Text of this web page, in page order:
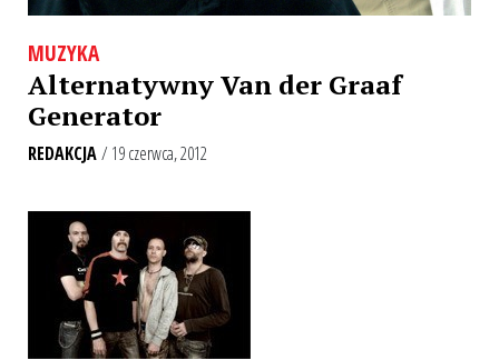
MUZYKA
Alternatywny Van der Graaf
Generator
REDAKCJA/ 19 czerwca, 2012